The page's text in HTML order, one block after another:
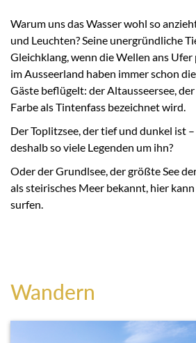
Warum uns das Wasser wohl so
und Leuchten? Seine unergründliche
Gleichklang, wenn die Wellen ans Ufer
im Ausseerland haben immer schon
Gäste beflügelt: der Altausseersee,
Farbe als Tintenfass bezeichnet wird.
Der Toplitzsee, der tief und dunkel ist
deshalb so viele Legenden um ihn?
Oder der Grundlsee, der größte See
als steirisches Meer bekannt, hier
surfen.
Wandern